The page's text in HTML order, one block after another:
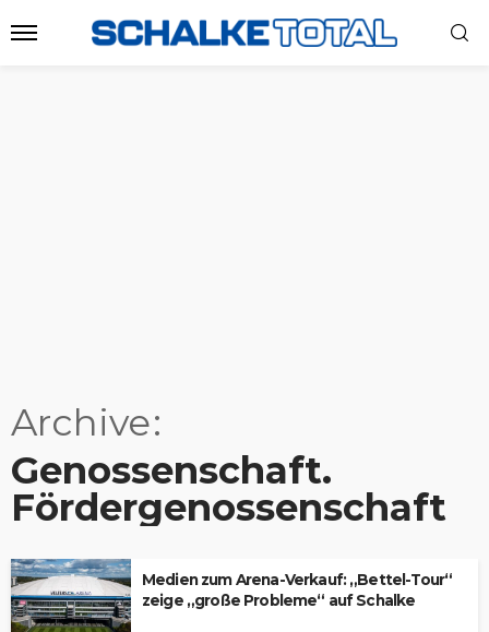
Archive
Genossenschaft.
Fördergenossenschaft
Medien zum Arena-Verkauf: „Bettel-Tour“
zeige „große Probleme“ auf Schalke